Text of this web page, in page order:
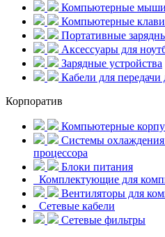
Компьютерные мыши
Компьютерные
Портативные
Аксессуары для
Зарядные устройства
Кабели для
Корпоратив
Компьютерные
Системы охлаждения
процессора
Блоки питания
Комплектующие для
Вентиляторы для
Сетевые кабели
Сетевые фильтры